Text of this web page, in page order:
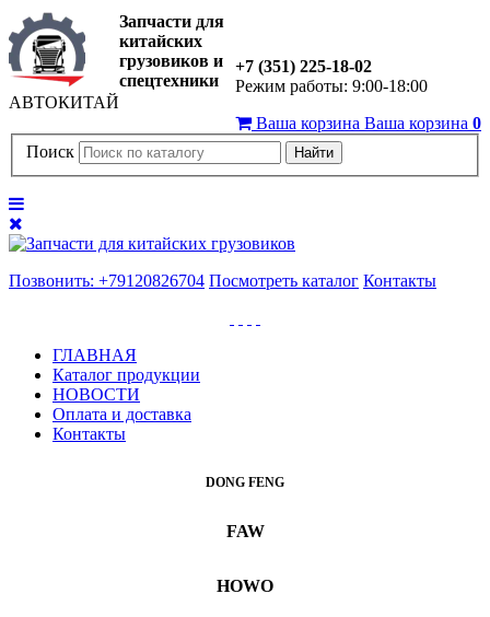
АВТОКИТАЙ
+7 (351) 225-18-02
Режим работы: 9:00-18:00
Ваша корзина Ваша корзина 0
Запчасти для
китайских
грузовиков и
спецтехники
Поиск Найти
Позвонить: +79120826704 Посмотреть каталог Контакты
ГЛАВНАЯ
Каталог продукции
НОВОСТИ
Оплата и доставка
Контакты
DONG FENG
FAW
HOWO